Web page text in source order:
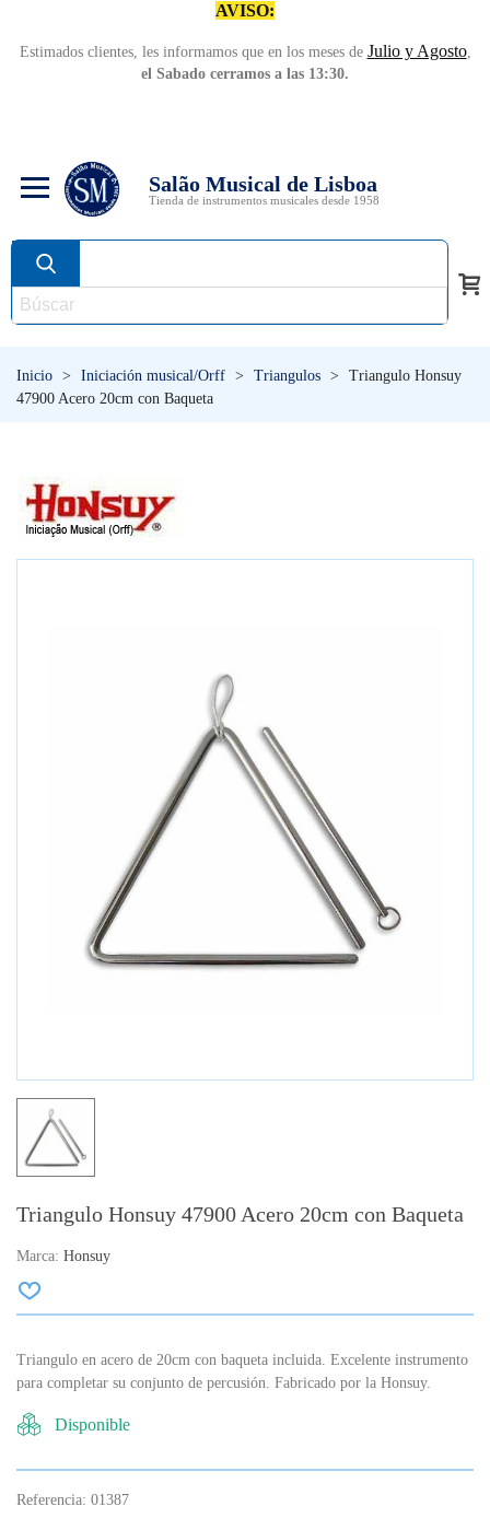
AVISO:
Estimados clientes, les informamos que en los meses de Julio y Agosto,
el Sabado cerramos a las 13:30.
Salão Musical de Lisboa
Tienda de instrumentos musicales desde 1958
Inicio > Iniciación musical/Orff > Triangulos >
Triangulo Honsuy
47900 Acero 20cm con Baqueta
Triangulo Honsuy 47900 Acero 20cm con Baqueta
Marca: Honsuy
Triangulo en acero de 20cm con baqueta incluida. Excelente instrumento
para completar su conjunto de percusión. Fabricado por la Honsuy.
Disponible
Referencia: 01387